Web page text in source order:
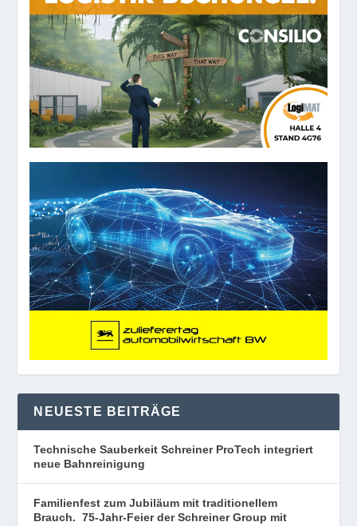
NEUESTE BEITRÄGE
Technische Sauberkeit Schreiner ProTech integriert
neue Bahnreinigung
Familienfest zum Jubiläum mit traditionellem
Brauch. 75-Jahr-Feier der Schreiner Group mit